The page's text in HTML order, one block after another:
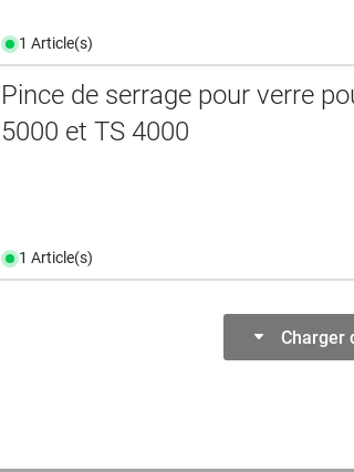
1 Article(s)
Pince de serrage pour verre
5000 et TS 4000
1 Article(s)
Charger